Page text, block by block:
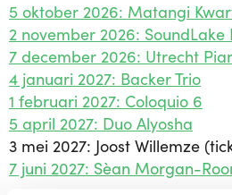
5 oktober 2026: Matangi
2 november 2026: SoundLake
7 december 2026: Utrecht
4 januari 2027: Backer Trio
1 februari 2027: Coloquio 6
5 april 2027: Duo Alyosha
3 mei 2027: Joost Willemze
7 juni 2027: Sèan Morgan-